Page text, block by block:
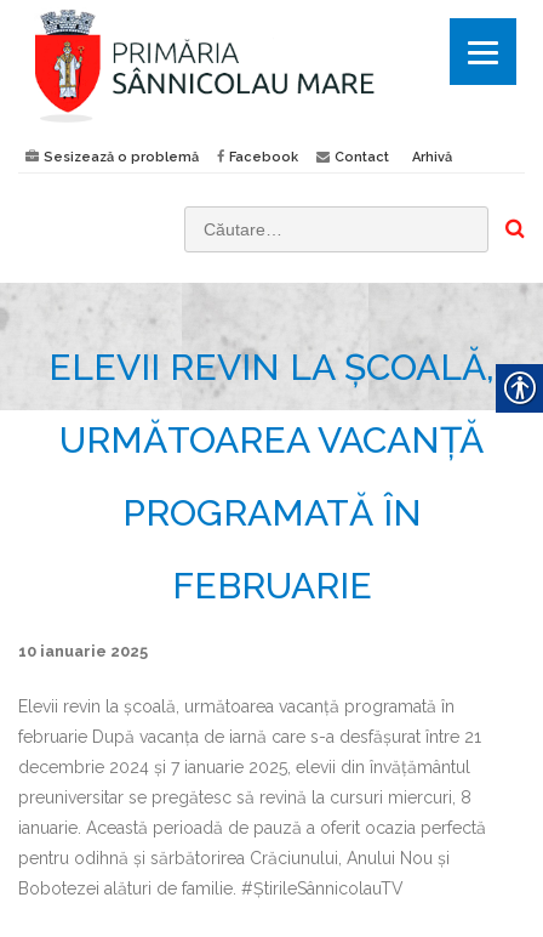
Sesizează o problemă Facebook Contact Arhivă
ELEVII REVIN LA ȘCOALĂ,
URMĂTOAREA VACANȚĂ
PROGRAMATĂ ÎN
FEBRUARIE
10 ianuarie 2025
Elevii revin la școală, următoarea vacanță programată în
februarie După vacanța de iarnă care s-a desfășurat între 21
decembrie 2024 și 7 ianuarie 2025, elevii din învățământul
preuniversitar se pregătesc să revină la cursuri miercuri, 8
ianuarie. Această perioadă de pauză a oferit ocazia perfectă
pentru odihnă și sărbătorirea Crăciunului, Anului Nou și
Bobotezei alături de familie. #ȘtirileSânnicolauTV